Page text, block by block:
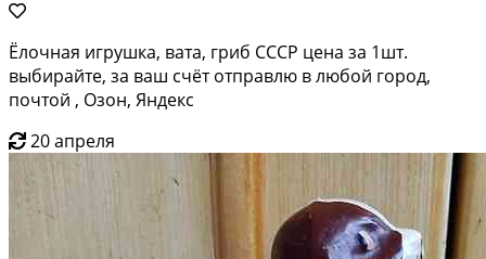
Ёлочная игрушка, вата, гриб СССР цена за 1шт.
выбирайте, за ваш счёт отправлю в любой город,
почтой , Озон, Яндекс
20 апреля